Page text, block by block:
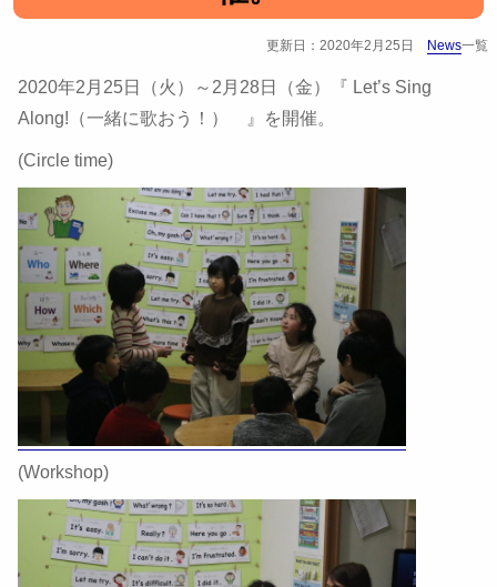
更新日：2020年2月25日 News一覧
2020年2月25日（火）～2月28日（金）『 Let’s Sing
Along!（一緒に歌おう！） 』を開催。
(Circle time)
(Workshop)